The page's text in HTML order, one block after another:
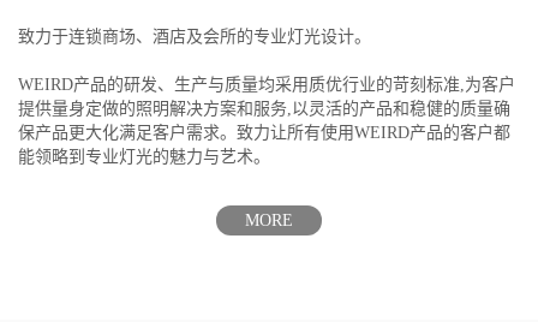
致力于连锁商场、酒店及会所的专业灯光设计。
WEIRD产品的研发、生产与质量均采用质优行业的苛刻标准,为客户
提供量身定做的照明解决方案和服务,以灵活的产品和稳健的质量确
保产品更大化满足客户需求。致力让所有使用WEIRD产品的客户都
能领略到专业灯光的魅力与艺术。
MORE